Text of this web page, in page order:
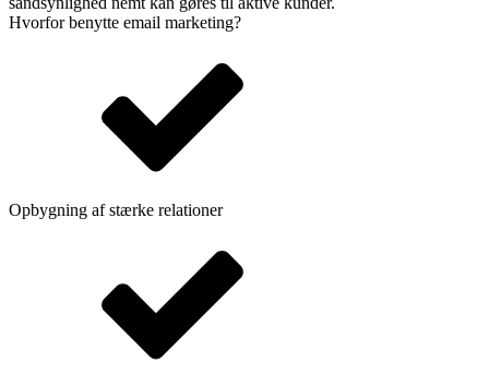
Hvorfor benytte email marketing?
Opbygning af stærke relationer